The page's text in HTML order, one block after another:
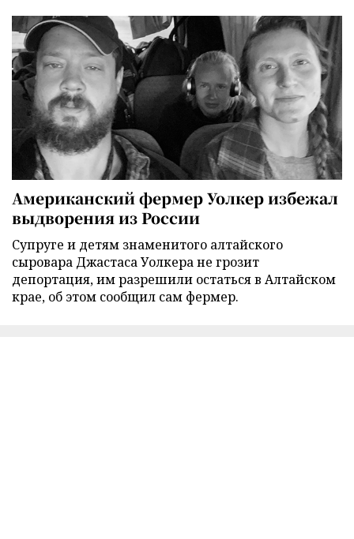
Американский фермер Уолкер избежал
выдворения из России
Супруге и детям знаменитого алтайского
сыровара Джастаса Уолкера не грозит
депортация, им разрешили остаться в Алтайском
крае, об этом сообщил сам фермер.